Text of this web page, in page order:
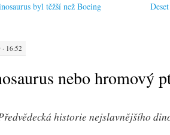
byl těžší než Boeing
16:52
nebo hromový
historie nejslavnějšího